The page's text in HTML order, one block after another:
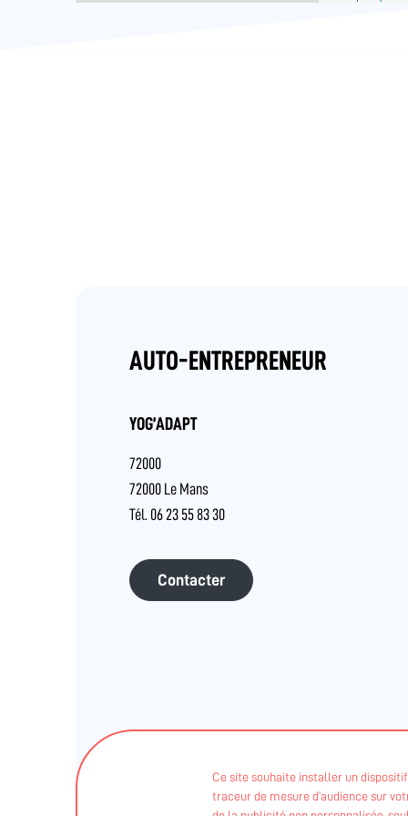
Ce site souhaite installer un dispositif
traceur de mesure d’audience sur
AUTO-ENTREPRENEUR
YOG’ADAPT
72000
72000 Le Mans
Tél. 06 23 55 83 30
Contacter
Ces informations sont validées